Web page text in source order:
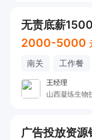
2000-5000
南关 工作餐
王经理
广告投放资源